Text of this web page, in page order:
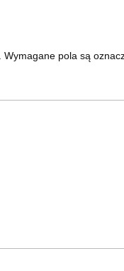
Wymagane pola są